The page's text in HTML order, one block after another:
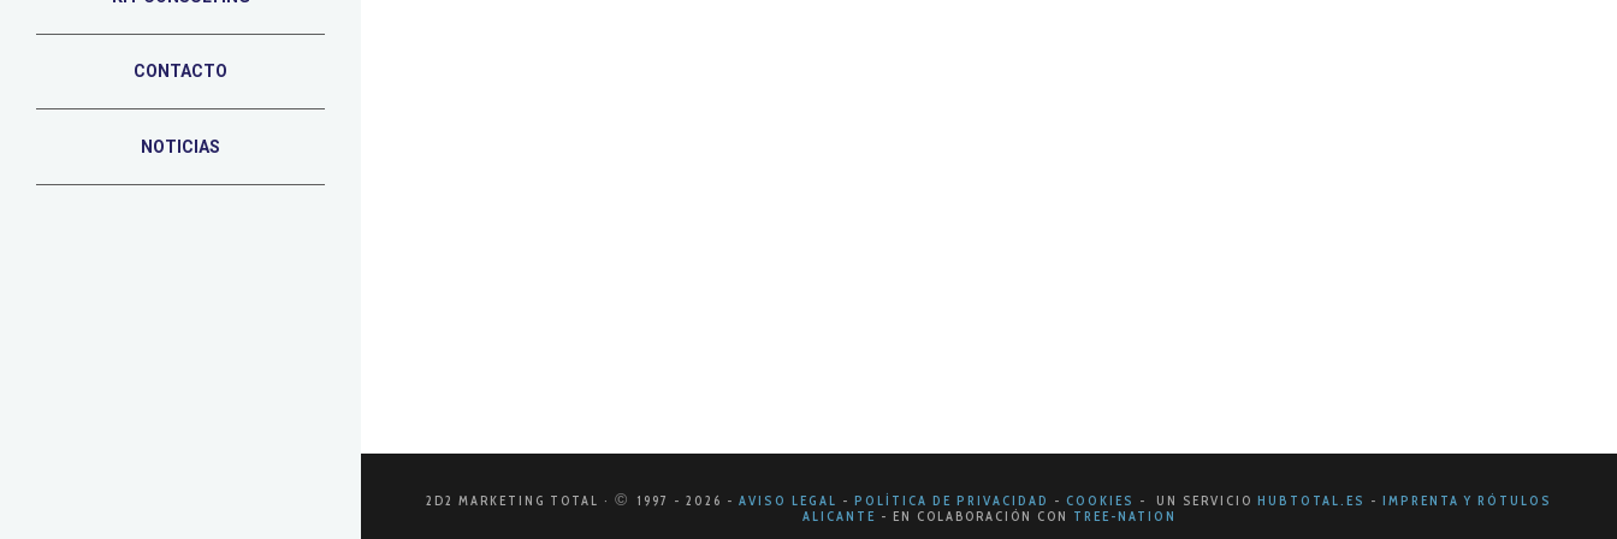
CONTACTO
NOTICIAS
2D2 MARKETING TOTAL · © 1997 - 2026 - AVISO LEGAL - POLÍTICA DE PRIVACIDAD - COOKIES - UN SERVICIO HUBTOTAL.ES - IMPRENTA Y RÓTULOS
ALICANTE - EN COLABORACIÓN CON TREE-NATION